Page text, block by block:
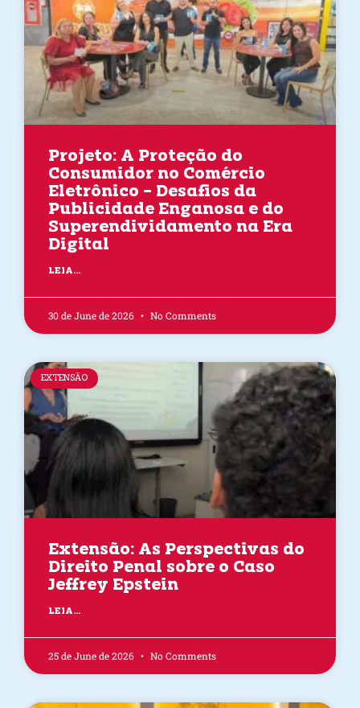
Projeto: A Proteção do
Consumidor no Comércio
Eletrônico – Desafios da
Publicidade Enganosa e do
Superendividamento na Era
Digital
LEIA...
30 de June de 2026 No Comments
EXTENSÃO
Extensão: As Perspectivas do
Direito Penal sobre o Caso
Jeffrey Epstein
LEIA...
25 de June de 2026 No Comments